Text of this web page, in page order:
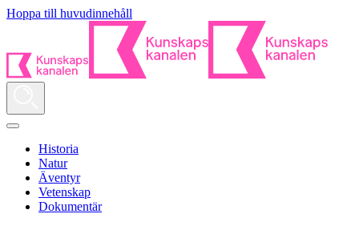
Hoppa till huvudinnehåll
Historia
Natur
Äventyr
Vetenskap
Dokumentär